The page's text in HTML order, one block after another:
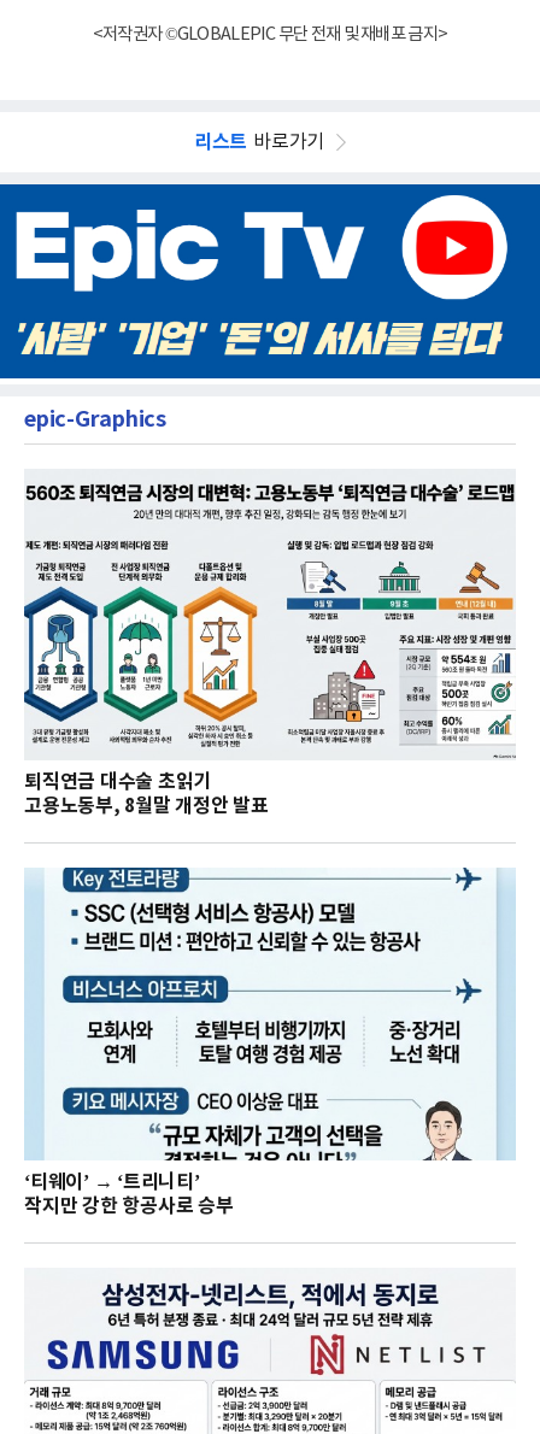
<저작권자 ©GLOBALEPIC 무단 전재 및 재배포 금지>
리스트 바로가기
epic-Graphics
퇴직연금 대수술 초읽기
고용노동부, 8월말 개정안 발표
‘티웨이’ → ‘트리니티’
작지만 강한 항공사로 승부